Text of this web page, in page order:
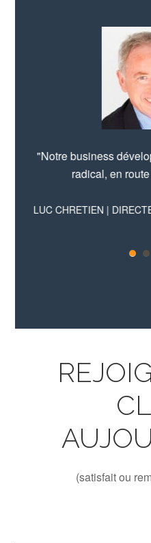
"Notre business
radical, en
LUC CHRETIEN |
(satisfait ou